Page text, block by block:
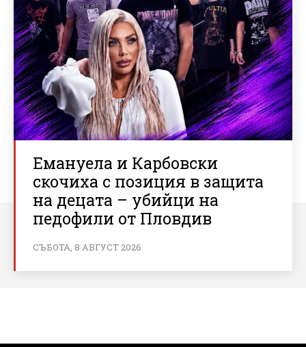
Емануела и Карбовски
скочиха с позиция в защита
на децата – убийци на
педофили от Пловдив
СЪБОТА, 8 АВГУСТ 2026